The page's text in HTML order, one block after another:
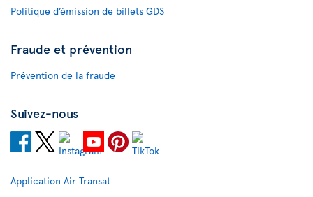
Politique d’émission de billets GDS
Fraude et prévention
Prévention de la fraude
Suivez-nous
Application Air Transat